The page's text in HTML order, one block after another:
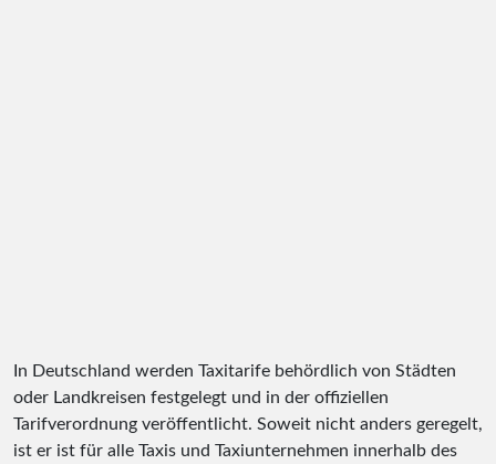
In Deutschland werden Taxitarife behördlich von Städten
oder Landkreisen festgelegt und in der offiziellen
Tarifverordnung veröffentlicht. Soweit nicht anders geregelt,
ist er ist für alle Taxis und Taxiunternehmen innerhalb des